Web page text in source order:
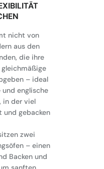
nicht von
aus den
die ihre
gleichmäßige
– ideal
englische
in der viel
und gebacken
zwei
– einen
Backen und